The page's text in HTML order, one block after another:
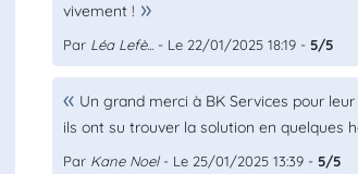
vivement !
Par Léa Lefè... - Le 22/01/2025 18:19 - 5/5
Un grand merci à BK Services pour
ils ont su trouver la solution en quelques
Par Kane Noel- Le 25/01/2025 13:39 - 5/5